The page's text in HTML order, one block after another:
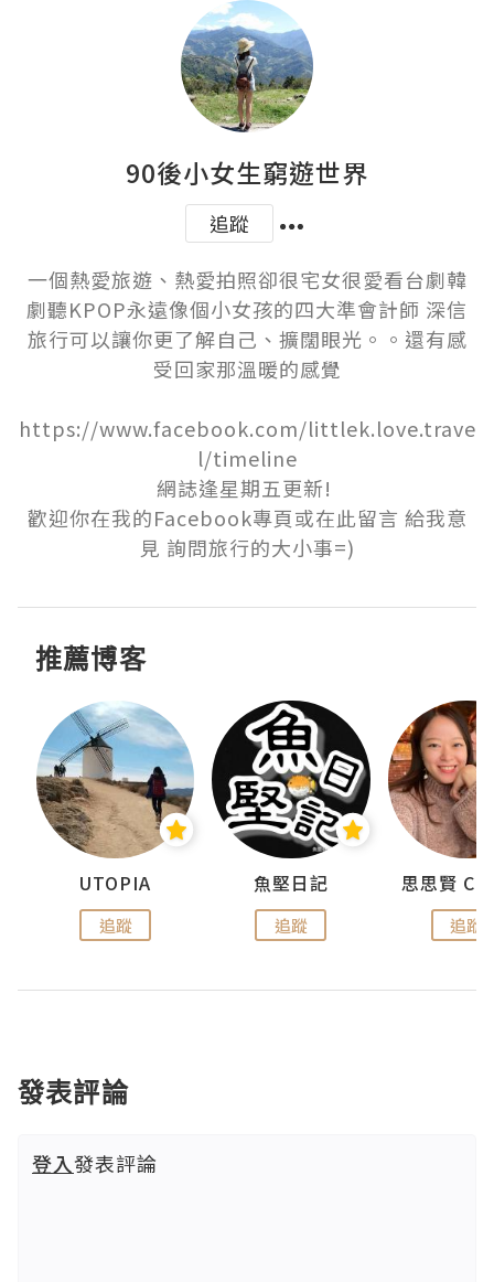
90後小女生窮遊世界
追蹤
一個熱愛旅遊、熱愛拍照卻很宅女很愛看台劇韓
劇聽KPOP永遠像個小女孩的四大準會計師 深信
旅行可以讓你更了解自己、擴闊眼光。。還有感
受回家那溫暖的感覺
https://www.facebook.com/littlek.love.trave
l/timeline
網誌逢星期五更新!
歡迎你在我的Facebook專頁或在此留言 給我意
見 詢問旅行的大小事=)
推薦博客
UTOPIA
追蹤
魚堅日記
追蹤 追蹤
發表評論
登入發表評論